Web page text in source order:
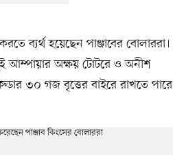
ব্যর্থ হয়েছেন পাঞ্জাবের বোলাররা।
আম্পায়ার অক্ষয় টোটরে ও অনীশ
৩০ গজ বৃত্তের বাইরে রাখতে পারে